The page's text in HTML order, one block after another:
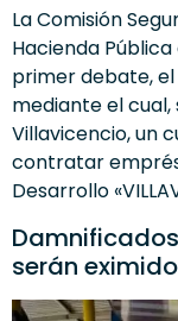
La Comisión
Hacienda
primer debate,
mediante el
Villavicencio, un
contratar
Desarrollo
serán